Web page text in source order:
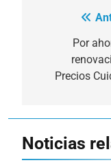
entradas
Por
Precios
Noticias